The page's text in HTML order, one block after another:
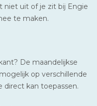
niet uit of je zit bij Engie
te maken.
De maandelijkse
op verschillende
direct kan toepassen.